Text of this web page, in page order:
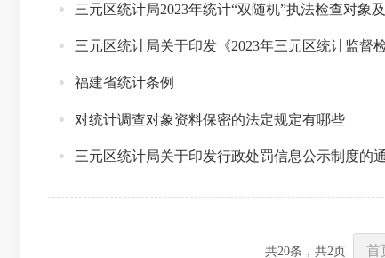
三元区统计局2023年统计“双随机”执法检查对象
三元区统计局关于印发《2023年三元区统计监督
福建省统计条例
对统计调查对象资料保密的法定规定有哪些
三元区统计局关于印发行政处罚信息公示制度的
共20条，共2页 首